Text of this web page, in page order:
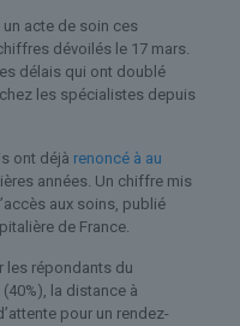
un acte de soin ces
dévoilés le 17 mars.
délais qui ont doublé
les spécialistes depuis
ont déjà renoncé à au
années. Un chiffre mis
aux soins, publié
de France.
les répondants du
la distance à
pour un rendez-